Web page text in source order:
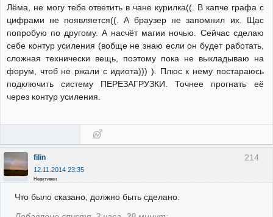
Лёма, не могу тебе ответить в чане курилка((. В капче графа с
цифрами не появляется((. А браузер не запомнил их. Щас
попробую по другому. А насчёт магии ночью. Сейчас сделаю
себе контур усиления (вобще не знаю если он будет работать,
сложная технически вещь, поэтому пока не выкладываю на
форум, чтоб не ржали с идиота))) ). Плюс к нему постараюсь
подключить систему ПЕРЕЗАГРУЗКИ. Точнее прогнать её
через контур усиления.
214
filin
12.11.2014 23:35
Неактивен
Что было сказано, должно быть сделано.